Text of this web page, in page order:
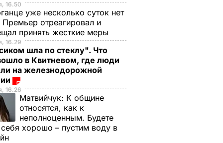
16.50
уже несколько суток нет
отреагировал и
принять жесткие меры
16.29
шла по стеклу". Что
в Квитневом, где люди
на железнодорожной
16.26
Матвийчук: К общине
относятся, как к
неполноценным. Будете
себя хорошо – пустим воду в